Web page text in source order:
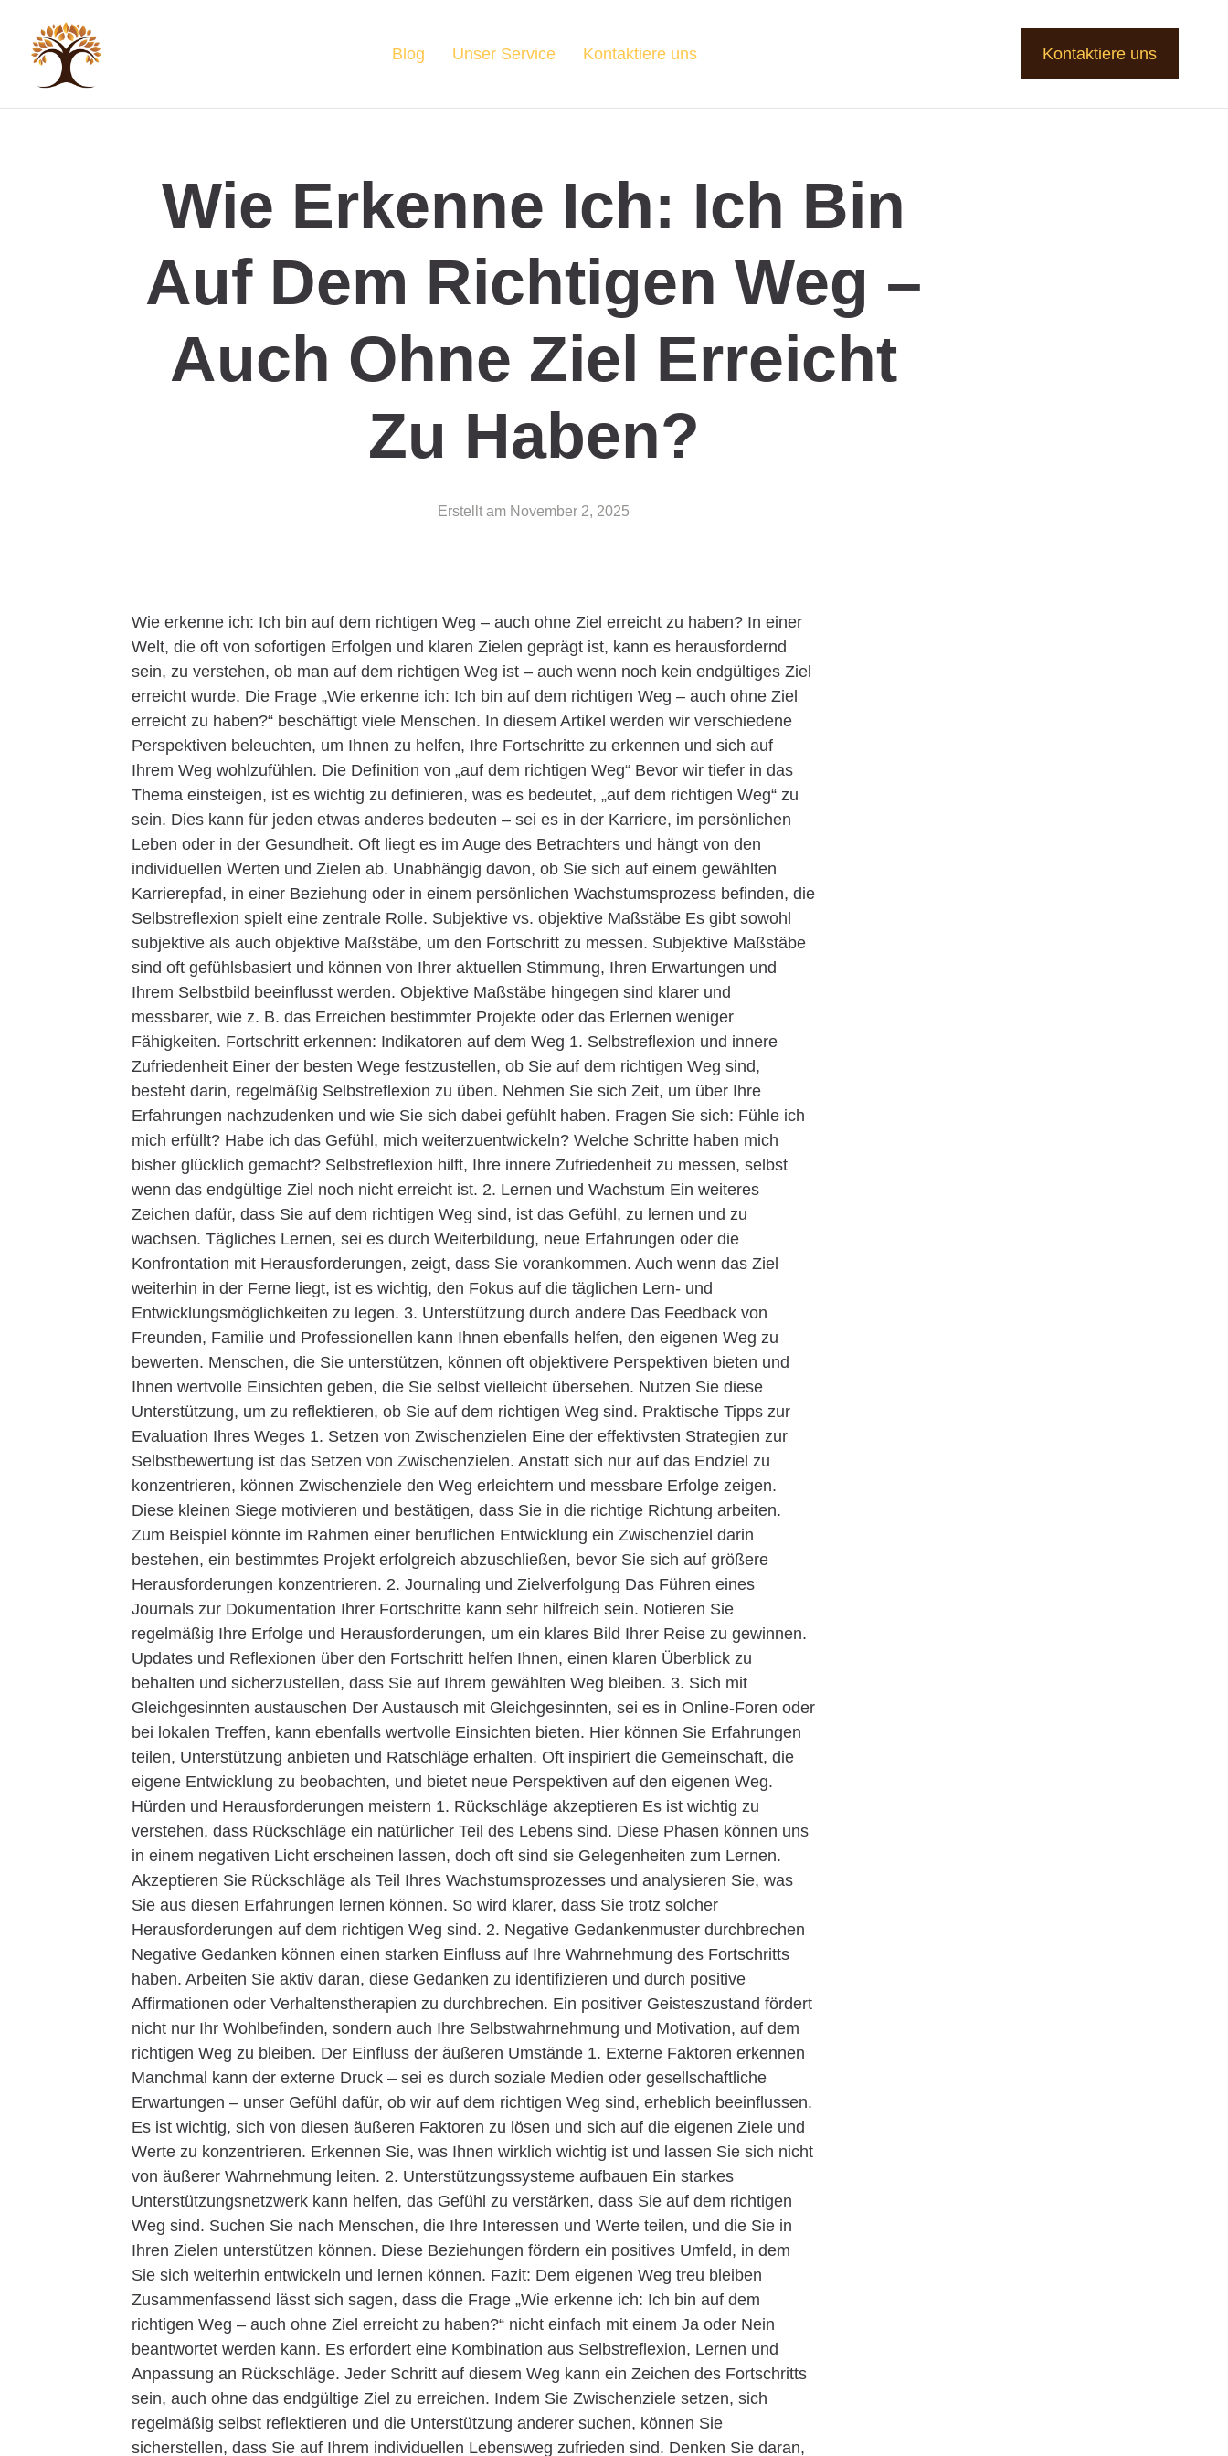
Blog Unser Service Kontaktiere uns Kontaktiere uns
Wie Erkenne Ich: Ich Bin
Auf Dem Richtigen Weg –
Auch Ohne Ziel Erreicht
Zu Haben?
Erstellt am November 2, 2025
Wie erkenne ich: Ich bin auf dem richtigen Weg – auch ohne Ziel erreicht zu haben? In einer
Welt, die oft von sofortigen Erfolgen und klaren Zielen geprägt ist, kann es herausfordernd
sein, zu verstehen, ob man auf dem richtigen Weg ist – auch wenn noch kein endgültiges Ziel
erreicht wurde. Die Frage „Wie erkenne ich: Ich bin auf dem richtigen Weg – auch ohne Ziel
erreicht zu haben?“ beschäftigt viele Menschen. In diesem Artikel werden wir verschiedene
Perspektiven beleuchten, um Ihnen zu helfen, Ihre Fortschritte zu erkennen und sich auf
Ihrem Weg wohlzufühlen. Die Definition von „auf dem richtigen Weg“ Bevor wir tiefer in das
Thema einsteigen, ist es wichtig zu definieren, was es bedeutet, „auf dem richtigen Weg“ zu
sein. Dies kann für jeden etwas anderes bedeuten – sei es in der Karriere, im persönlichen
Leben oder in der Gesundheit. Oft liegt es im Auge des Betrachters und hängt von den
individuellen Werten und Zielen ab. Unabhängig davon, ob Sie sich auf einem gewählten
Karrierepfad, in einer Beziehung oder in einem persönlichen Wachstumsprozess befinden, die
Selbstreflexion spielt eine zentrale Rolle. Subjektive vs. objektive Maßstäbe Es gibt sowohl
subjektive als auch objektive Maßstäbe, um den Fortschritt zu messen. Subjektive Maßstäbe
sind oft gefühlsbasiert und können von Ihrer aktuellen Stimmung, Ihren Erwartungen und
Ihrem Selbstbild beeinflusst werden. Objektive Maßstäbe hingegen sind klarer und
messbarer, wie z. B. das Erreichen bestimmter Projekte oder das Erlernen weniger
Fähigkeiten. Fortschritt erkennen: Indikatoren auf dem Weg 1. Selbstreflexion und innere
Zufriedenheit Einer der besten Wege festzustellen, ob Sie auf dem richtigen Weg sind,
besteht darin, regelmäßig Selbstreflexion zu üben. Nehmen Sie sich Zeit, um über Ihre
Erfahrungen nachzudenken und wie Sie sich dabei gefühlt haben. Fragen Sie sich: Fühle ich
mich erfüllt? Habe ich das Gefühl, mich weiterzuentwickeln? Welche Schritte haben mich
bisher glücklich gemacht? Selbstreflexion hilft, Ihre innere Zufriedenheit zu messen, selbst
wenn das endgültige Ziel noch nicht erreicht ist. 2. Lernen und Wachstum Ein weiteres
Zeichen dafür, dass Sie auf dem richtigen Weg sind, ist das Gefühl, zu lernen und zu
wachsen. Tägliches Lernen, sei es durch Weiterbildung, neue Erfahrungen oder die
Konfrontation mit Herausforderungen, zeigt, dass Sie vorankommen. Auch wenn das Ziel
weiterhin in der Ferne liegt, ist es wichtig, den Fokus auf die täglichen Lern- und
Entwicklungsmöglichkeiten zu legen. 3. Unterstützung durch andere Das Feedback von
Freunden, Familie und Professionellen kann Ihnen ebenfalls helfen, den eigenen Weg zu
bewerten. Menschen, die Sie unterstützen, können oft objektivere Perspektiven bieten und
Ihnen wertvolle Einsichten geben, die Sie selbst vielleicht übersehen. Nutzen Sie diese
Unterstützung, um zu reflektieren, ob Sie auf dem richtigen Weg sind. Praktische Tipps zur
Evaluation Ihres Weges 1. Setzen von Zwischenzielen Eine der effektivsten Strategien zur
Selbstbewertung ist das Setzen von Zwischenzielen. Anstatt sich nur auf das Endziel zu
konzentrieren, können Zwischenziele den Weg erleichtern und messbare Erfolge zeigen.
Diese kleinen Siege motivieren und bestätigen, dass Sie in die richtige Richtung arbeiten.
Zum Beispiel könnte im Rahmen einer beruflichen Entwicklung ein Zwischenziel darin
bestehen, ein bestimmtes Projekt erfolgreich abzuschließen, bevor Sie sich auf größere
Herausforderungen konzentrieren. 2. Journaling und Zielverfolgung Das Führen eines
Journals zur Dokumentation Ihrer Fortschritte kann sehr hilfreich sein. Notieren Sie
regelmäßig Ihre Erfolge und Herausforderungen, um ein klares Bild Ihrer Reise zu gewinnen.
Updates und Reflexionen über den Fortschritt helfen Ihnen, einen klaren Überblick zu
behalten und sicherzustellen, dass Sie auf Ihrem gewählten Weg bleiben. 3. Sich mit
Gleichgesinnten austauschen Der Austausch mit Gleichgesinnten, sei es in Online-Foren oder
bei lokalen Treffen, kann ebenfalls wertvolle Einsichten bieten. Hier können Sie Erfahrungen
teilen, Unterstützung anbieten und Ratschläge erhalten. Oft inspiriert die Gemeinschaft, die
eigene Entwicklung zu beobachten, und bietet neue Perspektiven auf den eigenen Weg.
Hürden und Herausforderungen meistern 1. Rückschläge akzeptieren Es ist wichtig zu
verstehen, dass Rückschläge ein natürlicher Teil des Lebens sind. Diese Phasen können uns
in einem negativen Licht erscheinen lassen, doch oft sind sie Gelegenheiten zum Lernen.
Akzeptieren Sie Rückschläge als Teil Ihres Wachstumsprozesses und analysieren Sie, was
Sie aus diesen Erfahrungen lernen können. So wird klarer, dass Sie trotz solcher
Herausforderungen auf dem richtigen Weg sind. 2. Negative Gedankenmuster durchbrechen
Negative Gedanken können einen starken Einfluss auf Ihre Wahrnehmung des Fortschritts
haben. Arbeiten Sie aktiv daran, diese Gedanken zu identifizieren und durch positive
Affirmationen oder Verhaltenstherapien zu durchbrechen. Ein positiver Geisteszustand fördert
nicht nur Ihr Wohlbefinden, sondern auch Ihre Selbstwahrnehmung und Motivation, auf dem
richtigen Weg zu bleiben. Der Einfluss der äußeren Umstände 1. Externe Faktoren erkennen
Manchmal kann der externe Druck – sei es durch soziale Medien oder gesellschaftliche
Erwartungen – unser Gefühl dafür, ob wir auf dem richtigen Weg sind, erheblich beeinflussen.
Es ist wichtig, sich von diesen äußeren Faktoren zu lösen und sich auf die eigenen Ziele und
Werte zu konzentrieren. Erkennen Sie, was Ihnen wirklich wichtig ist und lassen Sie sich nicht
von äußerer Wahrnehmung leiten. 2. Unterstützungssysteme aufbauen Ein starkes
Unterstützungsnetzwerk kann helfen, das Gefühl zu verstärken, dass Sie auf dem richtigen
Weg sind. Suchen Sie nach Menschen, die Ihre Interessen und Werte teilen, und die Sie in
Ihren Zielen unterstützen können. Diese Beziehungen fördern ein positives Umfeld, in dem
Sie sich weiterhin entwickeln und lernen können. Fazit: Dem eigenen Weg treu bleiben
Zusammenfassend lässt sich sagen, dass die Frage „Wie erkenne ich: Ich bin auf dem
richtigen Weg – auch ohne Ziel erreicht zu haben?“ nicht einfach mit einem Ja oder Nein
beantwortet werden kann. Es erfordert eine Kombination aus Selbstreflexion, Lernen und
Anpassung an Rückschläge. Jeder Schritt auf diesem Weg kann ein Zeichen des Fortschritts
sein, auch ohne das endgültige Ziel zu erreichen. Indem Sie Zwischenziele setzen, sich
regelmäßig selbst reflektieren und die Unterstützung anderer suchen, können Sie
sicherstellen, dass Sie auf Ihrem individuellen Lebensweg zufrieden sind. Denken Sie daran,